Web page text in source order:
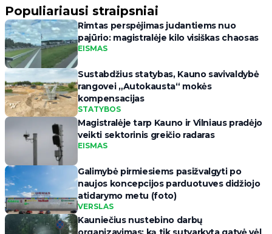
Populiariausi straipsniai
Rimtas perspėjimas judantiems nuo
pajūrio: magistralėje kilo visiškas chaosas
EISMAS
Sustabdžius statybas, Kauno savivaldybė
rangovei „Autokausta“ mokės
kompensacijas
STATYBOS
Magistralėje tarp Kauno ir Vilniaus pradėjo
veikti sektorinis greičio radaras
EISMAS
Galimybė pirmiesiems pasižvalgyti po
naujos koncepcijos parduotuves didžiojo
atidarymo metu (foto)
VERSLAS
Kauniečius nustebino darbų